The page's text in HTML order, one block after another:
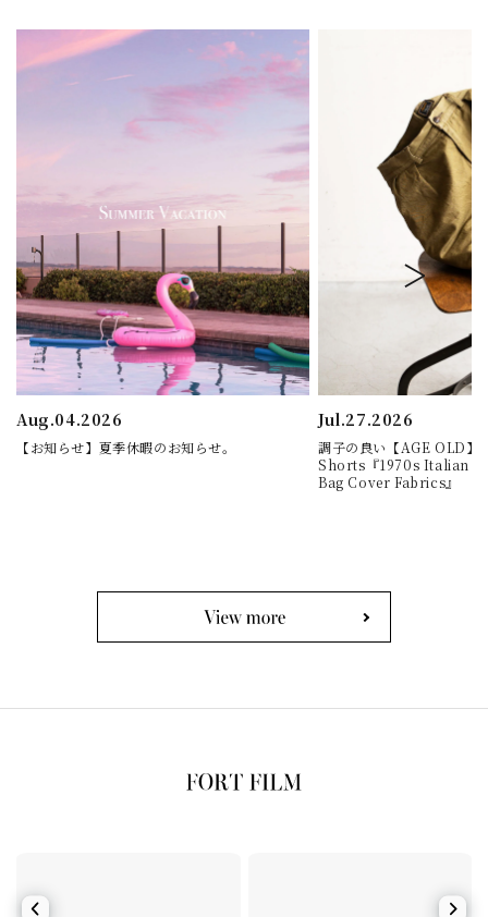
Aug.04.2026
【お知らせ】夏季休暇のお知らせ。
Jul.27.2026
調子の良い【AGE OLD
Shorts『1970s Italian
Bag Cover Fabrics』